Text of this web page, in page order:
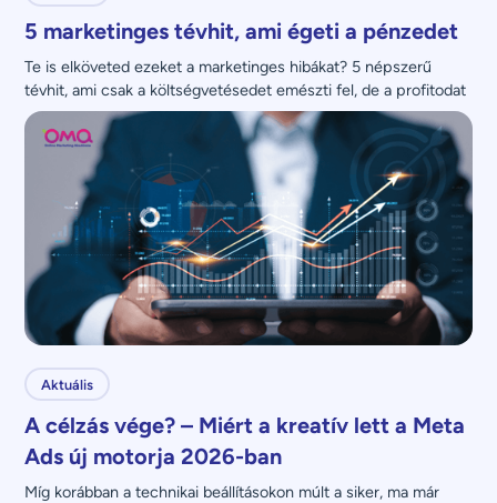
5 marketinges tévhit, ami égeti a pénzedet
Te is elköveted ezeket a marketinges hibákat? 5 népszerű
tévhit, ami csak a költségvetésedet emészti fel, de a profitodat
nem növeli.
Aktuális
A célzás vége? – Miért a kreatív lett a Meta
Ads új motorja 2026-ban
Míg korábban a technikai beállításokon múlt a siker, ma már